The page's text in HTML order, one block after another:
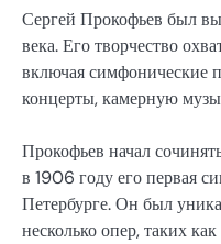
Сергей Прокофьев был
века. Его творчество
включая симфонические
концерты, камерную
Прокофьев начал
в 1906 году его первая
Петербурге. Он был
несколько опер, таких